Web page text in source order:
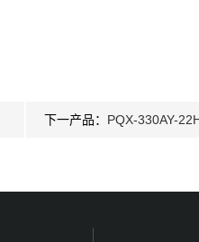
下一产品： PQX-330AY-22H多